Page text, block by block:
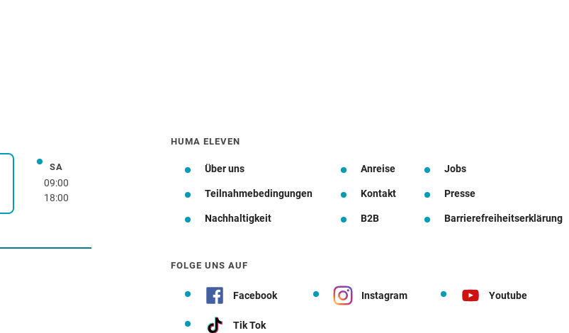
SASamstag
09:00
18:00
HUMA ELEVEN
Über uns Anreise Jobs
Teilnahmebedingungen Kontakt Presse
Nachhaltigkeit B2B Barrierefreiheitserklärung
FOLGE UNS AUF
Facebook Instagram Youtube
Tik Tok